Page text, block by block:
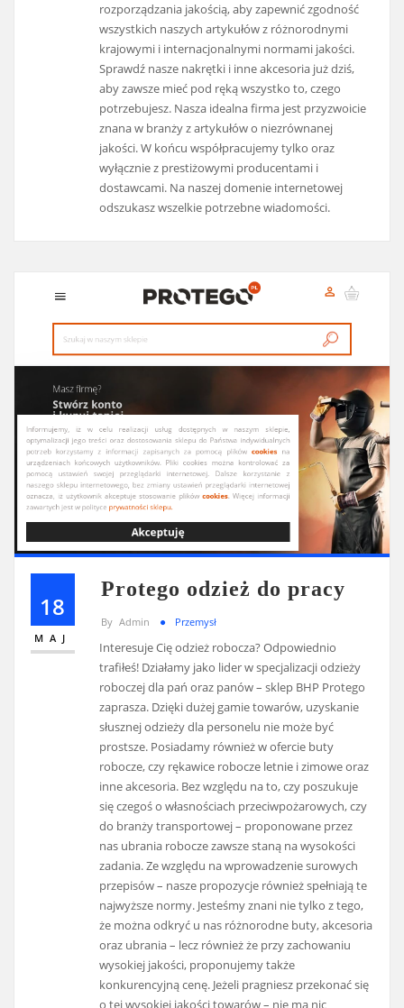
rozporządzania jakością, aby zapewnić zgodność
wszystkich naszych artykułów z różnorodnymi
krajowymi i internacjonalnymi normami jakości.
Sprawdź nasze nakrętki i inne akcesoria już dziś,
aby zawsze mieć pod ręką wszystko to, czego
potrzebujesz. Nasza idealna firma jest przyzwoicie
znana w branży z artykułów o niezrównanej
jakości. W końcu współpracujemy tylko oraz
wyłącznie z prestiżowymi producentami i
dostawcami. Na naszej domenie internetowej
odszukasz wszelkie potrzebne wiadomości.
18
MAJ
Protego odzież do pracy
By Admin Przemysł
Interesuje Cię odzież robocza? Odpowiednio
trafiłeś! Działamy jako lider w specjalizacji odzieży
roboczej dla pań oraz panów – sklep BHP Protego
zaprasza. Dzięki dużej gamie towarów, uzyskanie
słusznej odzieży dla personelu nie może być
prostsze. Posiadamy również w ofercie buty
robocze, czy rękawice robocze letnie i zimowe oraz
inne akcesoria. Bez względu na to, czy poszukuje
się czegoś o własnościach przeciwpożarowych, czy
do branży transportowej – proponowane przez
nas ubrania robocze zawsze staną na wysokości
zadania. Ze względu na wprowadzenie surowych
przepisów – nasze propozycje również spełniają te
najwyższe normy. Jesteśmy znani nie tylko z tego,
że można odkryć u nas różnorodne buty, akcesoria
oraz ubrania – lecz również że przy zachowaniu
wysokiej jakości, proponujemy także
konkurencyjną cenę. Jeżeli pragniesz przekonać się
o tej wysokiej jakości towarów – nie ma nic